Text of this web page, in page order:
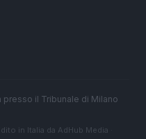
il Tribunale di Milano
in Italia da AdHub Media